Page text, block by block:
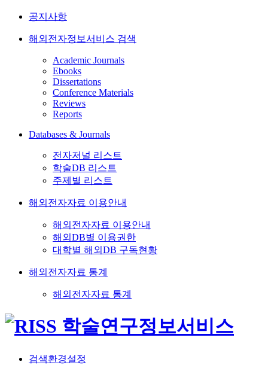
공지사항
해외전자정보서비스 검색
Academic Journals
Ebooks
Dissertations
Conference Materials
Reviews
Reports
Databases & Journals
전자저널 리스트
학술DB 리스트
주제별 리스트
해외전자자료 이용안내
해외전자자료 이용안내
해외DB별 이용권한
대학별 해외DB 구독현황
해외전자자료 통계
해외전자자료 통계
검색환경설정